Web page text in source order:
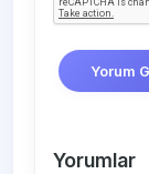
Yorum
Yorumlar